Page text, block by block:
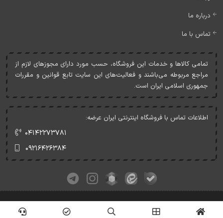
درباره ما
تماس با ما
تمامی کالاها و خدمات اين فروشگاه، حسب مورد دارای مجوزهای لازم از
مراجع مربوطه می‌باشند و فعاليت‌های اين سايت تابع قوانين و مقررات
جمهوری اسلامی ايران است.
اطلاعات تماس با فروشگاه اینترنتی ایران عرضه:
۰۴۱۴۲۲۷۳۷۸۱
۰۹۲۱۶۴۲۶۳۸۴